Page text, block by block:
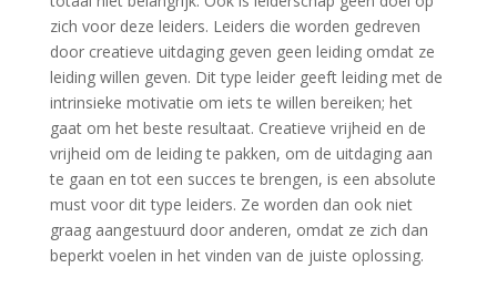
zich voor deze leiders. Leiders die worden gedreven
door creatieve uitdaging geven geen leiding omdat ze
leiding willen geven. Dit type leider geeft leiding met de
intrinsieke motivatie om iets te willen bereiken; het
gaat om het beste resultaat. Creatieve vrijheid en de
vrijheid om de leiding te pakken, om de uitdaging aan
te gaan en tot een succes te brengen, is een absolute
must voor dit type leiders. Ze worden dan ook niet
graag aangestuurd door anderen, omdat ze zich dan
beperkt voelen in het vinden van de juiste oplossing.